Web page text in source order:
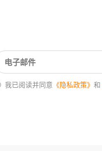
我已阅读并同意 《隐私政策》和